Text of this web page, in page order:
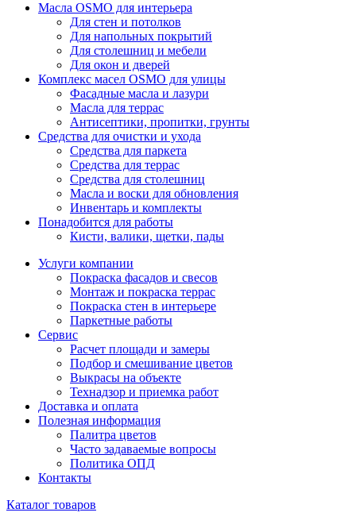
Масла OSMO для интерьера
Для стен и потолков
Для напольных покрытий
Для столешниц и мебели
Для окон и дверей
Комплекс масел OSMO для улицы
Фасадные масла и лазури
Масла для террас
Антисептики, пропитки, грунты
Средства для очистки и ухода
Средства для паркета
Средства для террас
Средства для столешниц
Масла и воски для обновления
Инвентарь и комплекты
Понадобится для работы
Кисти, валики, щетки, пады
Услуги компании
Покраска фасадов и свесов
Монтаж и покраска террас
Покраска стен в интерьере
Паркетные работы
Сервис
Расчет площади и замеры
Подбор и смешивание цветов
Выкрасы на объекте
Технадзор и приемка работ
Доставка и оплата
Полезная информация
Палитра цветов
Часто задаваемые вопросы
Политика ОПД
Контакты
Каталог товаров